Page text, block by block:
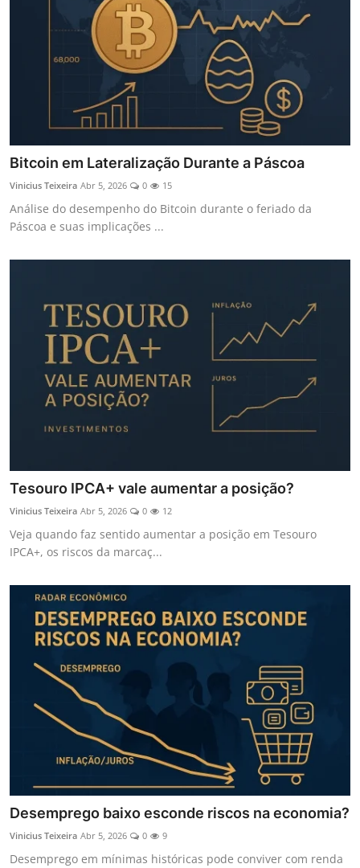
Bitcoin em Lateralização Durante a Páscoa
Vinicius Teixeira Abr 5, 2026 0 15
Análise do desempenho do Bitcoin durante o feriado da
Páscoa e suas implicações ...
Tesouro IPCA+ vale aumentar a posição?
Vinicius Teixeira Abr 5, 2026 0 12
Veja quando faz sentido aumentar a posição em Tesouro
IPCA+, os riscos da marcaç...
Desemprego baixo esconde riscos na economia?
Vinicius Teixeira Abr 5, 2026 0 9
Desemprego em mínimas históricas pode conviver com renda